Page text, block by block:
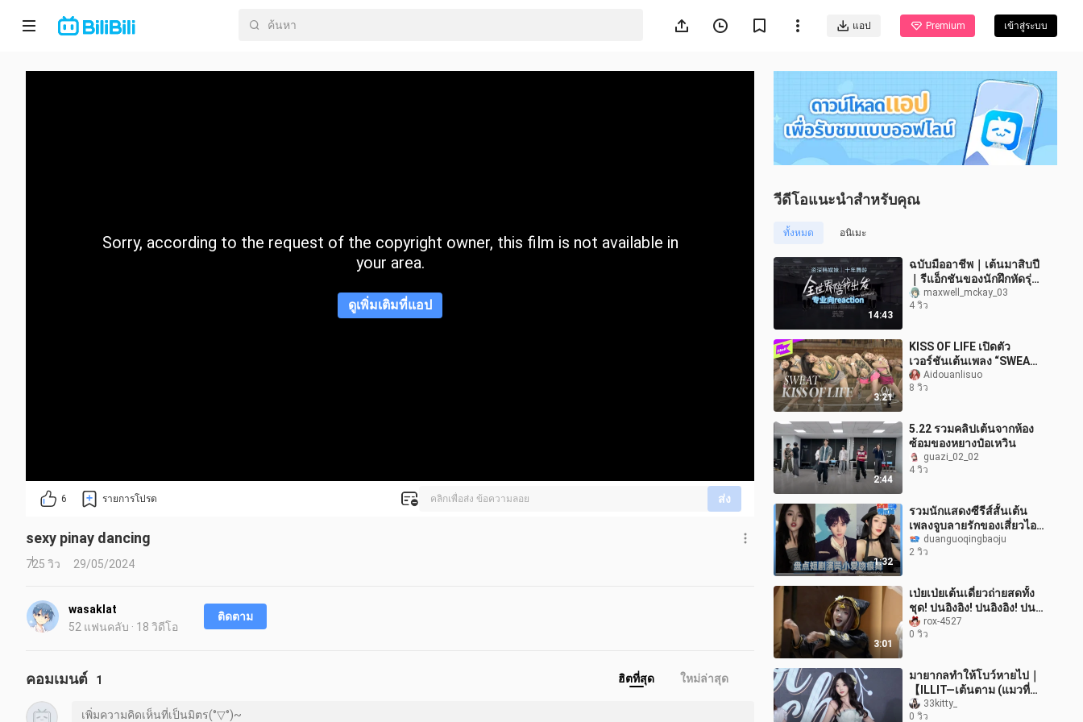
แอป Premium เข้าสู่ระบบ
หน้า
Sorry, according to the request of the copyright owner, this film is not available in
your area.
ดูเพิ่มเติมที่แอป
6 รายการโปรด ส่ง
sexy pinay dancing
725 วิว 29/05/2024
wasaklat
52 แฟนคลับ · 18 วิดีโอ
ติดตาม
วีดีโอแนะนำสำหรับคุณ
ทั้งหมด อนิเมะ
14:43
ฉบับมืออาชีพ｜เต้นมาสิบปี
｜รีแอ็กชันของนักฝึกหัดรุ่น
ที่ 4 แห่ง TF Family กับเพลง
“ทั่วโลกคอยเป็นเพื่อน
maxwell_mckay_03
4 วิว
3:21
KISS OF LIFE เปิดตัว
เวอร์ชันเต้นเพลง “SWEAT”
แล้ว!Aidouanlisuo
8 วิว
2:44
5.22 รวมคลิปเต้นจากห้อง
ซ้อมของหยางป๋อเหวิน
guazi_02_02
4 วิว
1:32
รวมนักแสดงซีรีส์สั้นเต้น
เพลงจูบลายรักของเสี่ยวไอ
ภาคแรก!
duanguoqingbaoju
2 วิว
3:01
เป่ยเป่ยเต้นเดี่ยวถ่ายสดทั้ง
ชุด! ปนอิงอิง! ปนอิงอิง! ปน
อิงอิง!rox-4527
0 วิว
มายากลทำให้โบว์หายไป｜
【ILLIT—เต้นตาม (แมวที่
ยืมมา)】รูอึนอีคัพเวอร์เต้น
ตาม
33kitty_
0 วิว
คอมเมนต์ 1 ฮิตที่สุด ใหม่ล่าสุด